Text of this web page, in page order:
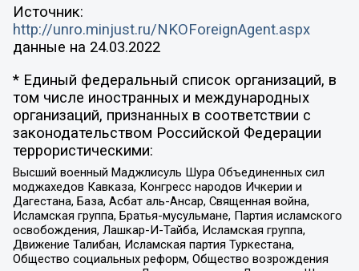
Источник:
http://unro.minjust.ru/NKOForeignAgent.aspx
данные на 24.03.2022
* Единый федеральный список организаций, в
том числе иностранных и международных
организаций, признанных в соответствии с
законодательством Российской Федерации
террористическими:
Высший военный Маджлисуль Шура Объединенных сил
моджахедов Кавказа, Конгресс народов Ичкерии и
Дагестана, База, Асбат аль-Ансар, Священная война,
Исламская группа, Братья-мусульмане, Партия исламского
освобождения, Лашкар-И-Тайба, Исламская группа,
Движение Талибан, Исламская партия Туркестана,
Общество социальных реформ, Общество возрождения